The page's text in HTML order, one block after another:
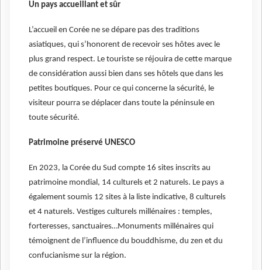
Un pays accueillant et sûr
L’accueil en Corée ne se dépare pas des traditions
asiatiques, qui s’honorent de recevoir ses hôtes avec le
plus grand respect. Le touriste se réjouira de cette marque
de considération aussi bien dans ses hôtels que dans les
petites boutiques. Pour ce qui concerne la sécurité, le
visiteur pourra se déplacer dans toute la péninsule en
toute sécurité.
Patrimoine préservé UNESCO
En 2023, la Corée du Sud compte 16 sites inscrits au
patrimoine mondial, 14 culturels et 2 naturels. Le pays a
également soumis 12 sites à la liste indicative, 8 culturels
et 4 naturels. Vestiges culturels millénaires : temples,
forteresses, sanctuaires…Monuments millénaires qui
témoignent de l’influence du bouddhisme, du zen et du
confucianisme sur la région.